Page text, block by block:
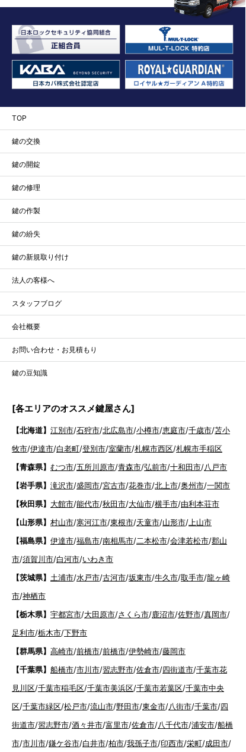
TOP
鍵の交換
鍵の開錠
鍵の修理
鍵の作製
鍵の紛失
鍵の新規取り付け
法人の客様へ
スタッフブログ
会社概要
お問い合わせ・お見積もり
鍵の豆知識
[各エリアのオススメ鍵屋さん]
【北海道】 江別市/石狩市/北広島市/小樽市/恵庭市/千歳市/苫小
牧市/伊達市/白老町/登別市/室蘭市/札幌市西区/札幌市手稲区
【青森県】 むつ市/五所川原市/青森市/弘前市/十和田市/八戸市
【岩手県】 滝沢市/盛岡市/宮古市/花巻市/北上市/奥州市/一関市
【秋田県】 大館市/能代市/秋田市/大仙市/横手市/由利本荘市
【山形県】 村山市/寒河江市/東根市/天童市/山形市/ 上山市
【福島県】 伊達市/福島市/南相馬市/二本松市/会津若松市/郡山
市/須賀川市/白河市/いわき市
【茨城県】 土浦市/水戸市/古河市/坂東市/牛久市/取手市/龍ヶ崎
市/神栖市
【栃木県】 宇都宮市/大田原市/さくら市/鹿沼市/佐野市/真岡市/
足利市/栃木市/下野市
【群馬県】 高崎市/前橋市/前橋市/伊勢崎市/藤岡市
【千葉県】 船橋市/市川市/習志野市/佐倉市/四街道市/千葉市花
見川区/千葉市稲毛区/千葉市美浜区/千葉市若葉区/千葉市中央
区/千葉市緑区/松戸市/流山市/野田市/東金市/八街市/千葉市/四
街道市/習志野市/酒々井市/富里市/佐倉市/八千代市/浦安市/船橋
市/市川市/鎌ケ谷市/白井市/柏市/我孫子市/印西市/栄町/成田市/